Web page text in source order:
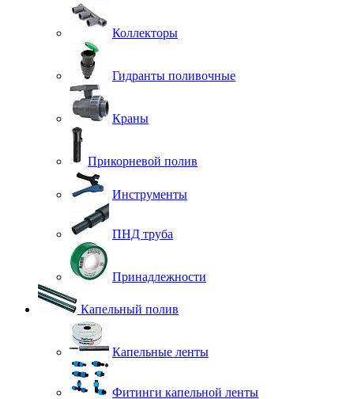
Коллекторы
Гидранты поливочные
Краны
Прикорневой полив
Инструменты
ПНД труба
Принадлежности
Капельный полив
Капельные ленты
Фитинги капельной ленты